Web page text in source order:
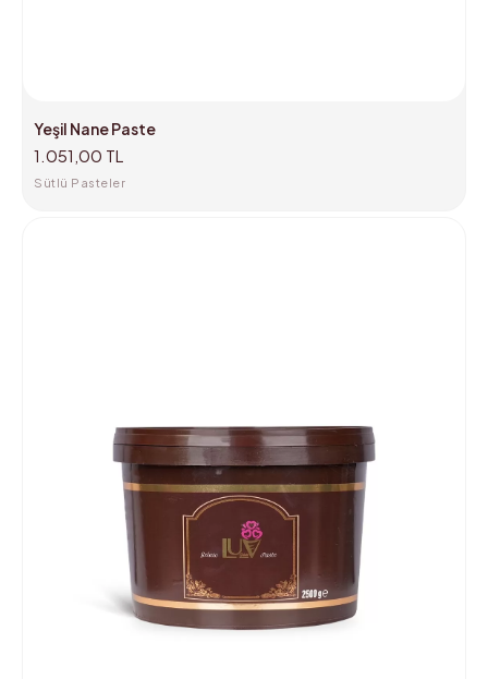
Yeşil Nane Paste
1.051,00 TL
Sütlü Pasteler